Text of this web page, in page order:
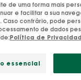
de 100 fios
de cabelo sem
de uma forma mais
e facilitar a sua
contrário, pode
de dados
Política de
essencial